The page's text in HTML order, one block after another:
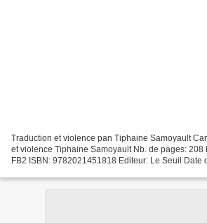
Traduction et violence pan Tiphaine Samoyault
et violence Tiphaine Samoyault Nb. de pages: 208
FB2 ISBN: 9782021451818 Editeur: Le Seuil Date